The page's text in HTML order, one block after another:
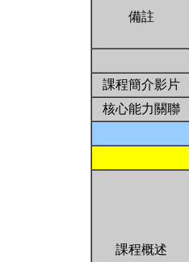
備註
課程簡介影片
核心能力關聯
課程概述